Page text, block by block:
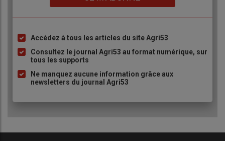
Liste
à
puce
Accédez à tous les articles du site Agri53
Consultez le journal Agri53 au format numérique, sur
tous les supports
Ne manquez aucune information grâce aux
newsletters du journal Agri53